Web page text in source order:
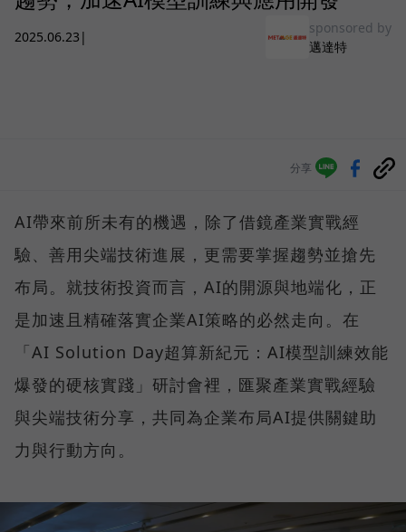
2025.06.23 |
sponsored by
邁達特
分享
AI帶來前所未有的機遇，除了借鏡產業實戰經
驗、善用尖端技術進展，更需要掌握趨勢並搶先
布局。就技術投資而言，AI的開源與地端化，正
是加速且精確落實企業AI策略的必然走向。在
「AI Solution Day超算新紀元：AI模型訓練效能
爆發的硬核實踐」研討會裡，匯聚產業實戰經驗
與尖端技術分享，共同為企業布局AI提供關鍵助
力與行動方向。